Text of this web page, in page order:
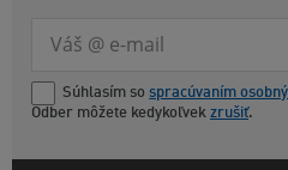
Súhlasím so spracúvaním
Odber môžete kedykoľvek zrušiť.